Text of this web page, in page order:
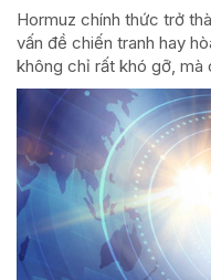
Hormuz chính thức trở
vấn đề chiến tranh hay
không chỉ rất khó gỡ, mà